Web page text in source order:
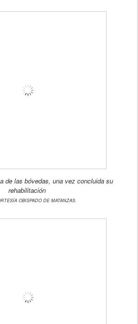
de las bóvedas, una vez concluida su
rehabilitación
OBISPADO DE MATANZAS.